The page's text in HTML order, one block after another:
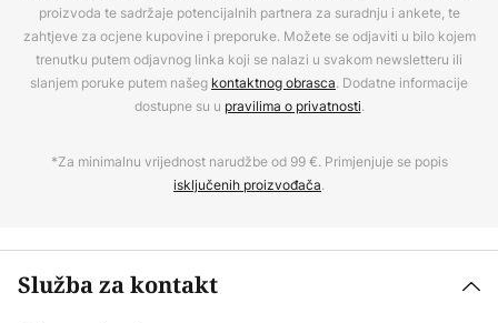
proizvoda te sadržaje potencijalnih partnera za suradnju i ankete, te
zahtjeve za ocjene kupovine i preporuke. Možete se odjaviti u bilo kojem
trenutku putem odjavnog linka koji se nalazi u svakom newsletteru ili
slanjem poruke putem našeg kontaktnog obrasca. Dodatne informacije
dostupne su u pravilima o privatnosti.
*Za minimalnu vrijednost narudžbe od 99 €. Primjenjuje se popis
isključenih proizvođača.
Služba za kontakt